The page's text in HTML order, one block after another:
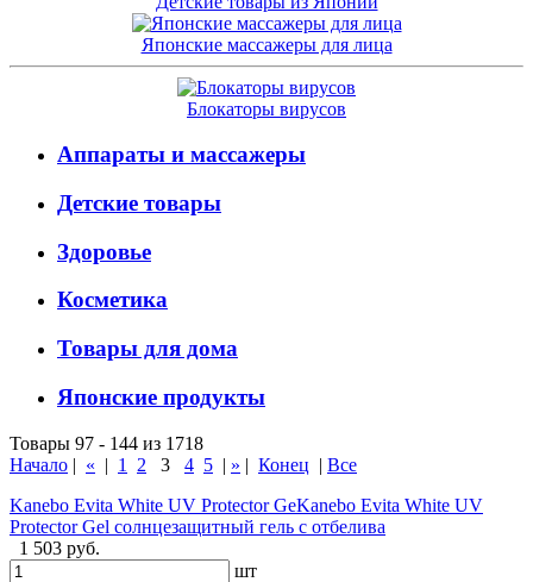
Японские массажеры для лица
Блокаторы вирусов
Аппараты и массажеры
Детские товары
Здоровье
Косметика
Товары для дома
Японские продукты
Товары 97 - 144 из 1718
Начало | « | 1 2 3 4 5 | » | Конец | Все
Kanebo Evita White UV Protector GeKanebo Evita White UV
Protector Gel солнцезащитный гель с отбелива
1 503 руб.
шт